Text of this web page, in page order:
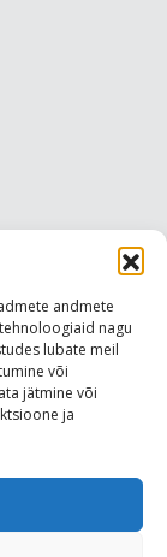
andmete
nagu
lubate meil
või
jätmine või
ja